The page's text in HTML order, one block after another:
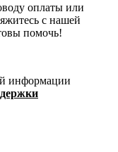
оплаты или
с нашей
помочь!
информации